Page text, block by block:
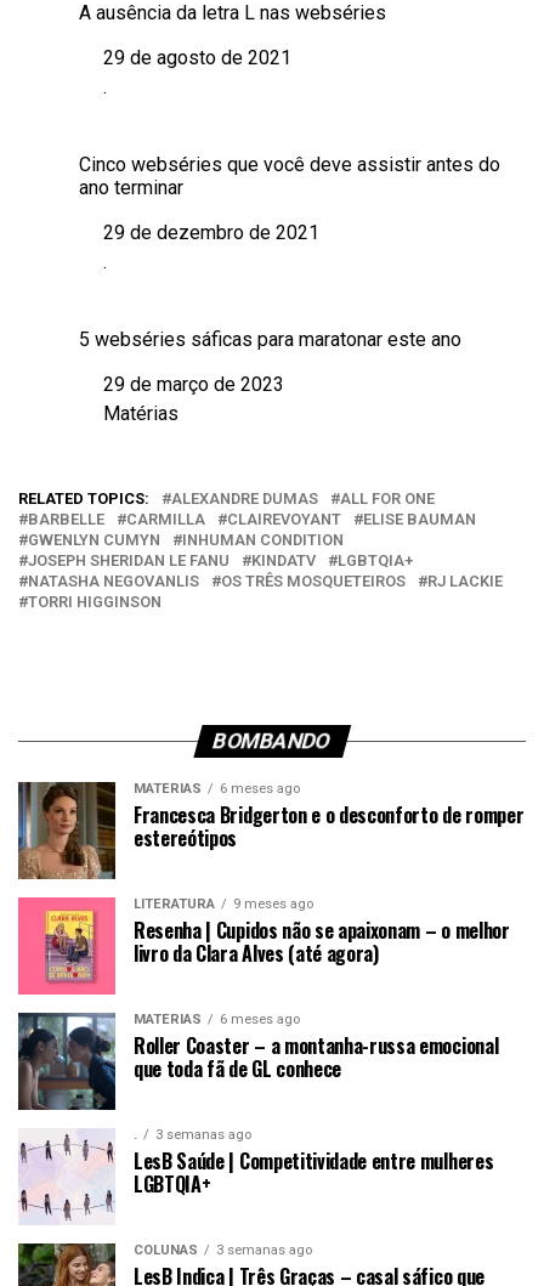
A ausência da letra L nas webséries
Data
29 de agosto de 2021
Em relação a
.
Cinco webséries que você deve assistir antes do
ano terminar
Data
29 de dezembro de 2021
Em relação a
.
5 webséries sáficas para maratonar este ano
Data
29 de março de 2023
Em relação a
Matérias
RELATED TOPICS: ALEXANDRE DUMAS
ALL FOR ONE
BARBELLE
CARMILLA CLAIREVOYANT
ELISE BAUMAN
GWENLYN CUMYN
INHUMAN CONDITION
JOSEPH SHERIDAN LE FANU
KINDATV
LGBTQIA+
NATASHA NEGOVANLIS
OS TRÊS MOSQUETEIROS
RJ LACKIE
TORRI HIGGINSON
BOMBANDO
MATÉRIAS 6 meses ago
Francesca Bridgerton e o desconforto de romper
estereótipos
LITERATURA 9 meses ago
Resenha | Cupidos não se apaixonam – o melhor
livro da Clara Alves (até agora)
MATÉRIAS 6 meses ago
Roller Coaster – a montanha-russa emocional
que toda fã de GL conhece
. 3 semanas ago
LesB Saúde | Competitividade entre mulheres
LGBTQIA+
COLUNAS 3 semanas ago
LesB Indica | Três Graças – casal sáfico que